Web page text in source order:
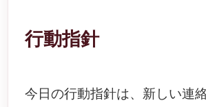
行動指針
今日の行動指針は、新しい連